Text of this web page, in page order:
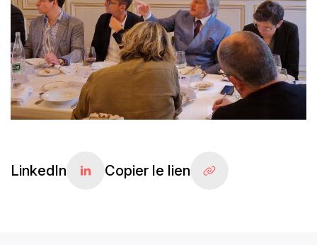
LinkedIn Copier le lien